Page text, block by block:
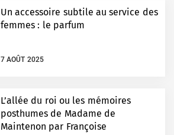
Un accessoire subtile au service des
femmes : le parfum
7 AOÛT 2025
L’allée du roi ou les mémoires
posthumes de Madame de
Maintenon par Françoise